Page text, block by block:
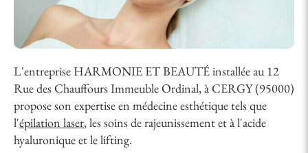
L'entreprise HARMONIE ET BEAUTÉ installée au 12
Rue des Chauffours Immeuble Ordinal, à CERGY (95000)
propose son expertise en médecine esthétique tels que
l'épilation laser, les soins de rajeunissement et à l'acide
hyaluronique et le lifting.